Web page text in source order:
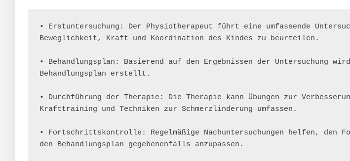
• Erstuntersuchung: Der Physiotherapeut führt eine umfassende
Beweglichkeit, Kraft und Koordination des Kindes zu beurteilen.
• Behandlungsplan: Basierend auf den Ergebnissen der Untersuchung
Behandlungsplan erstellt.
• Durchführung der Therapie: Die Therapie kann Übungen zur
Krafttraining und Techniken zur Schmerzlinderung umfassen.
• Fortschrittskontrolle: Regelmäßige Nachuntersuchungen helfen, den
den Behandlungsplan gegebenenfalls anzupassen.